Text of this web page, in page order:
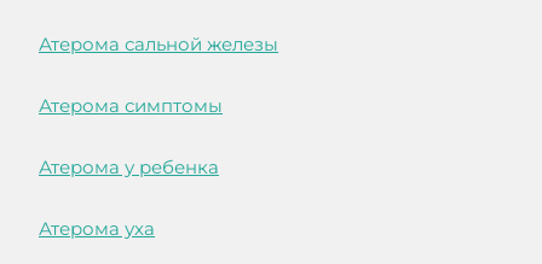
Атерома сальной железы
Атерома симптомы
Атерома у ребенка
Атерома уха